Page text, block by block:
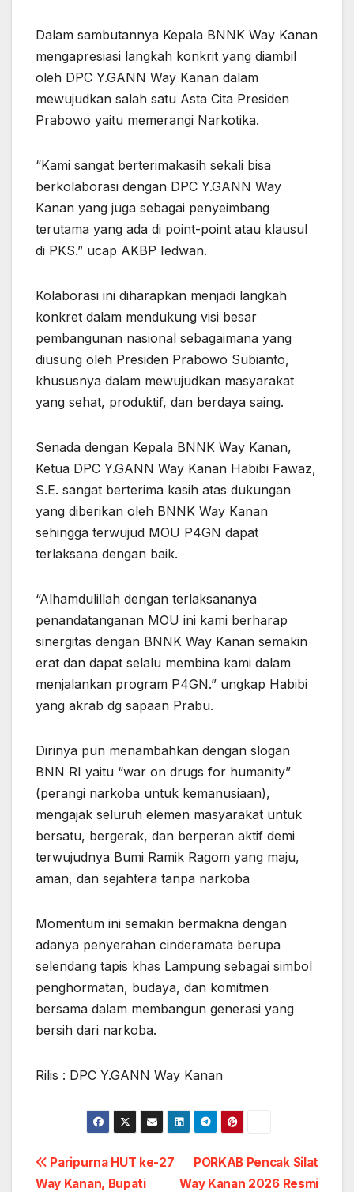
Dalam sambutannya Kepala BNNK Way Kanan
mengapresiasi langkah konkrit yang diambil
oleh DPC Y.GANN Way Kanan dalam
mewujudkan salah satu Asta Cita Presiden
Prabowo yaitu memerangi Narkotika.
“Kami sangat berterimakasih sekali bisa
berkolaborasi dengan DPC Y.GANN Way
Kanan yang juga sebagai penyeimbang
terutama yang ada di point-point atau klausul
di PKS.” ucap AKBP Iedwan.
Kolaborasi ini diharapkan menjadi langkah
konkret dalam mendukung visi besar
pembangunan nasional sebagaimana yang
diusung oleh Presiden Prabowo Subianto,
khususnya dalam mewujudkan masyarakat
yang sehat, produktif, dan berdaya saing.
Senada dengan Kepala BNNK Way Kanan,
Ketua DPC Y.GANN Way Kanan Habibi Fawaz,
S.E. sangat berterima kasih atas dukungan
yang diberikan oleh BNNK Way Kanan
sehingga terwujud MOU P4GN dapat
terlaksana dengan baik.
“Alhamdulillah dengan terlaksananya
penandatanganan MOU ini kami berharap
sinergitas dengan BNNK Way Kanan semakin
erat dan dapat selalu membina kami dalam
menjalankan program P4GN.” ungkap Habibi
yang akrab dg sapaan Prabu.
Dirinya pun menambahkan dengan slogan
BNN RI yaitu “war on drugs for humanity”
(perangi narkoba untuk kemanusiaan),
mengajak seluruh elemen masyarakat untuk
bersatu, bergerak, dan berperan aktif demi
terwujudnya Bumi Ramik Ragom yang maju,
aman, dan sejahtera tanpa narkoba
Momentum ini semakin bermakna dengan
adanya penyerahan cinderamata berupa
selendang tapis khas Lampung sebagai simbol
penghormatan, budaya, dan komitmen
bersama dalam membangun generasi yang
bersih dari narkoba.
Rilis : DPC Y.GANN Way Kanan
Post
PORKAB Pencak Silat
Way Kanan 2026 Resmi
Paripurna HUT ke-27
Way Kanan, Bupati